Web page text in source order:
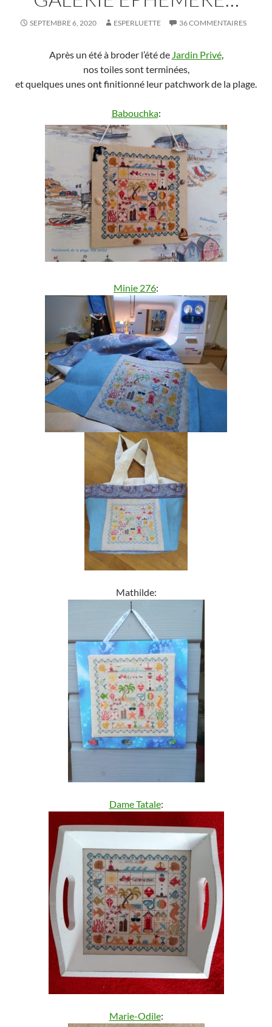
SEPTEMBRE 6, 2020 ESPERLUETTE 36 COMMENTAIRES
Après un été à broder l’été de Jardin Privé,
nos toiles sont terminées,
et quelques unes ont finitionné leur patchwork de la plage.
Babouchka:
Minie 276:
Mathilde:
Dame Tatale:
Marie-Odile: